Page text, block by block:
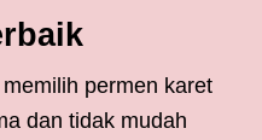
permen karet
dan tidak mudah